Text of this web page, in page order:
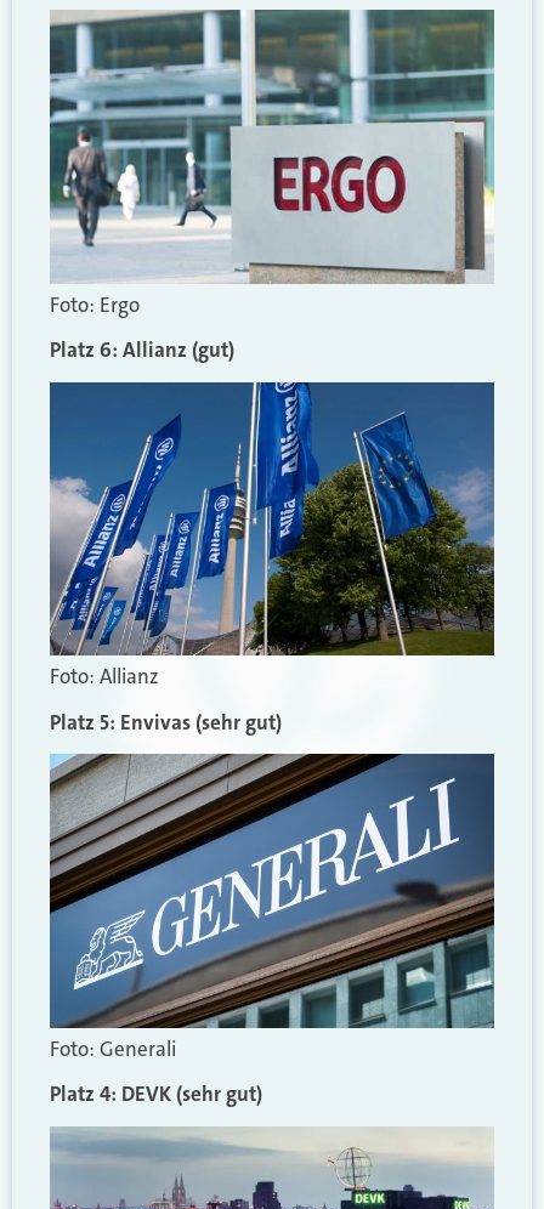
Foto: Ergo
Platz 6: Allianz (gut)
Foto: Allianz
Platz 5: Envivas (sehr gut)
Foto: Generali
Platz 4: DEVK (sehr gut)